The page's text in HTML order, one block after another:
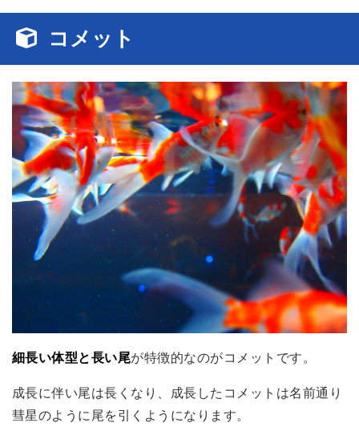
コメット
細長い体型と長い尾が特徴的なのがコメットです。
成長に伴い尾は長くなり、成長したコメットは名前通り
彗星のように尾を引くようになります。